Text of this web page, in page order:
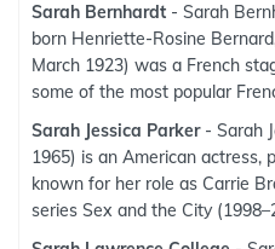
Sarah Bernhardt - Sarah
born Henriette-Rosine
March 1923) was a French
some of the most popular
Sarah Jessica Parker - Sarah
1965) is an American actress,
known for her role as Carrie
series Sex and the City